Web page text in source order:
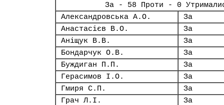
За - 58 Проти - 0
Александровська А.О.
За
Анастасієв В.О.
За
Аніщук В.В.
За
Бондарчук О.В.
За
Буждиган П.П.
За
Герасимов І.О.
За
Гмиря С.П.
За
Грач Л.І.
За